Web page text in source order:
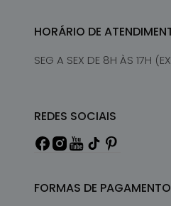
HORÁRIO DE
SEG A SEX DE 8H ÀS 17H
REDES SOCIAIS
FORMAS DE PAGAMENTO